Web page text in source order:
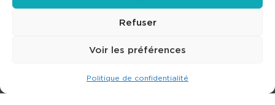
Refuser
Voir les préférences
Politique de confidentialité